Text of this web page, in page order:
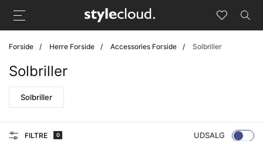
Forside Herre Forside Accessories Forside Solbriller
Solbriller
Solbriller
FILTRE 0 UDSALG